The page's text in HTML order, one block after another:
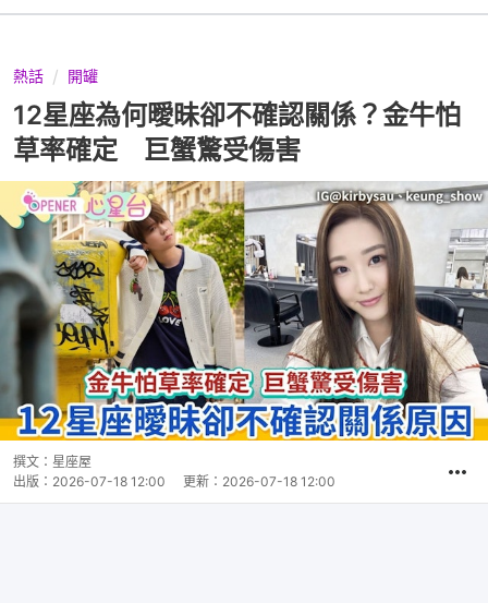
熱話 開罐
12星座為何曖昧卻不確認關係？金牛怕
草率確定 巨蟹驚受傷害
撰文： 星座屋
出版： 2026-07-18 12:00 更新： 2026-07-18 12:00